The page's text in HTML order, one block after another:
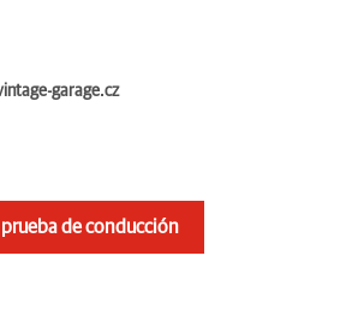
garage.cz
prueba de conducción